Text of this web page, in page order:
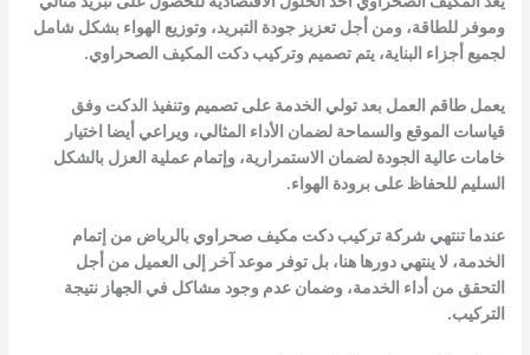
وموفر للطاقة، ومن أجل تعزيز جودة التبريد، وتوزيع الهواء بشكل شامل
لجميع أجزاء البناية، يتم تصميم وتركيب دكت المكيف الصحراوي.
يعمل طاقم العمل بعد تولي الخدمة على تصميم وتنفيذ الدكت وفق
قياسات الموقع والسماحة لضمان الأداء المثالي، ويراعي أيضا اختيار
خامات عالية الجودة لضمان الاستمرارية، وإتمام عملية العزل بالشكل
السليم للحفاظ على برودة الهواء.
عندما تنتهي شركة تركيب دكت مكيف صحراوي بالرياض من إتمام
الخدمة، لا ينتهي دورها هنا، بل توفر موعد آخر إلى العميل من أجل
التحقق من أداء الخدمة، وضمان عدم وجود مشاكل في الجهاز نتيجة
التركيب.